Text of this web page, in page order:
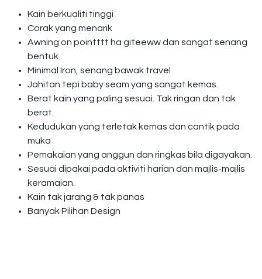
Kain berkualiti tinggi
Corak yang menarik
Awning on pointttt ha giteeww dan sangat senang
bentuk
Minimal Iron, senang bawak travel
Jahitan tepi baby seam yang sangat kemas.
Berat kain yang paling sesuai. Tak ringan dan tak
berat.
Kedudukan yang terletak kemas dan cantik pada
muka
Pemakaian yang anggun dan ringkas bila digayakan.
Sesuai dipakai pada aktiviti harian dan majlis-majlis
keramaian.
Kain tak jarang & tak panas
Banyak Pilihan Design